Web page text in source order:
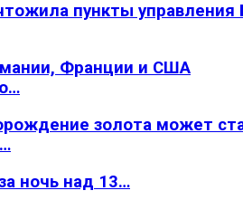
пункты
Франции и США
золота может
ночь над 13…